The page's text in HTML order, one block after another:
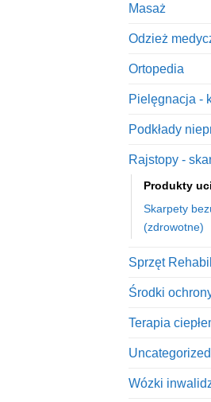
Masaż
Odzież
Ortopedia
Pielęgnacja -
Podkłady
Rajstopy -
Produkty
Skarpety
(zdrowotne)
Sprzęt
Środki
Terapia
Uncategorized
Wózki